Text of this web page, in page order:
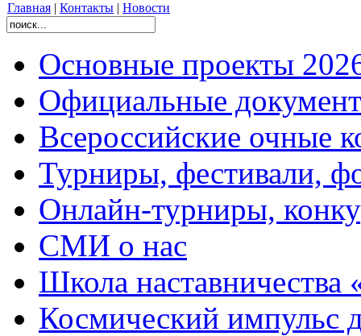
Главная | Контакты | Новости
Основные проекты
Официальные
Всероссийские очные
Турниры, фестивали,
Онлайн-турниры,
СМИ о нас
Школа
Космический импульс